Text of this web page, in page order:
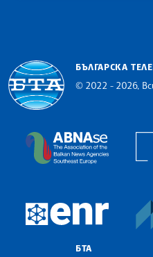
БЪЛГАРСКА
© 2022 - 2026,
The
European
БТА